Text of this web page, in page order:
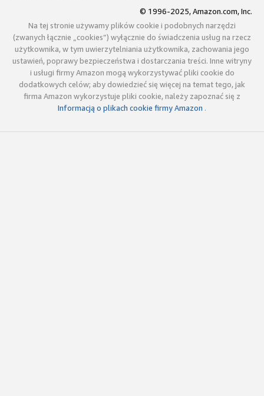
© 1996-2025, Amazon.com, Inc.
Na tej stronie używamy plików cookie i podobnych narzędzi
(zwanych łącznie „cookies”) wyłącznie do świadczenia usług na rzecz
użytkownika, w tym uwierzytelniania użytkownika, zachowania jego
ustawień, poprawy bezpieczeństwa i dostarczania treści. Inne witryny
i usługi firmy Amazon mogą wykorzystywać pliki cookie do
dodatkowych celów; aby dowiedzieć się więcej na temat tego, jak
firma Amazon wykorzystuje pliki cookie, należy zapoznać się z
Informacją o plikach cookie firmy Amazon .